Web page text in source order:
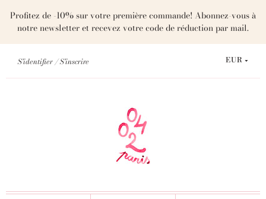
Profitez de -10% sur votre première commande! Abonnez-vous à
notre newsletter et recevez votre code de réduction par mail.
S'identifier S'inscrire EUR